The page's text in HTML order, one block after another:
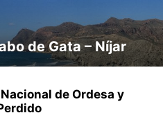
de Gata – Níjar
de Ordesa y